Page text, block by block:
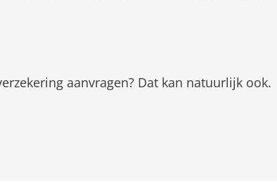
aanvragen? Dat kan natuurlijk ook.